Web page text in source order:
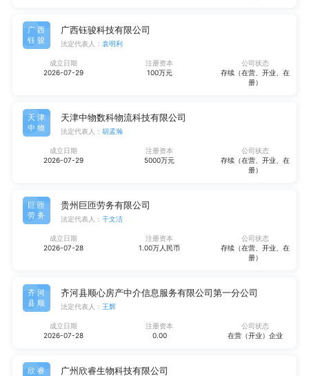
广西
钰骏
广西钰骏科技有限公司
法定代表人： 袁明利
成立日期
2026-07-29
注册资本
100万元
公司状态
存续（在营、开业、在
册）
天津
中物
天津中物数科物流科技有限公司
法定代表人： 胡孟瀚
成立日期
2026-07-29
注册资本
5000万元
公司状态
存续（在营、开业、在
册）
巨匝
劳务
贵州巨匝劳务有限公司
法定代表人： 干文洁
成立日期
2026-07-28
注册资本
1.00万人民币
公司状态
存续（在营、开业、在
册）
齐河
县顺
齐河县顺心房产中介信息服务有限公司第一分公司
法定代表人： 王辉
成立日期
2026-07-28
注册资本
0.00
公司状态
在营（开业）企业
欣睿 广州欣睿生物科技有限公司